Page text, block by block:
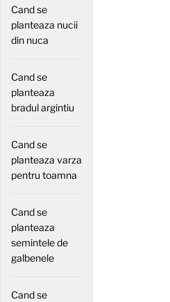
Cand se
planteaza nucii
din nuca
Cand se
planteaza
bradul argintiu
Cand se
planteaza varza
pentru toamna
Cand se
planteaza
semintele de
galbenele
Cand se